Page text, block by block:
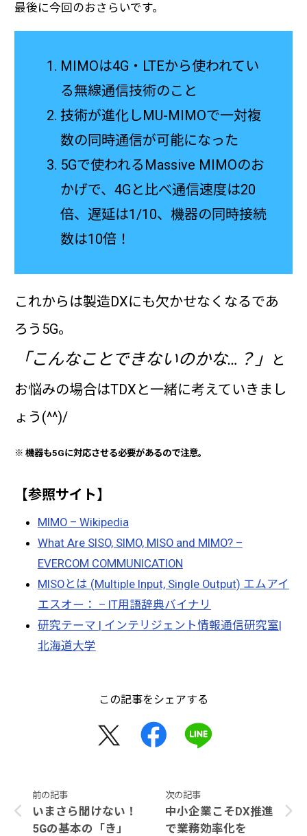
最後に今回のおさらいです。
MIMOは4G・LTEから使われてい
る無線通信技術のこと
技術が進化しMU-MIMOで一対複
数の同時通信が可能になった
5Gで使われるMassive MIMOのお
かげで、4Gと比べ通信速度は20
倍、遅延は1/10、機器の同時接続
数は10倍！
これからは製造DXにも欠かせなくなるであ
ろう5G。
「こんなことできないのかな…？」
と
お悩みの場合はTDXと一緒に考えていきまし
ょう(^^)/
※ 機器も5Gに対応させる必要があるので注意。
【参照サイト】
MIMO – Wikipedia
What Are SISO, SIMO, MISO and MIMO? –
EVERCOM COMMUNICATION
MISOとは (Multiple Input, Single Output) エムアイ
エスオー： – IT用語辞典バイナリ
研究テーマ | インテリジェント情報通信研究室|
北海道大学
この記事をシェアする
前の記事
いまさら聞けない！
5Gの基本の「き」
次の記事
中小企業こそDX推進
で業務効率化を